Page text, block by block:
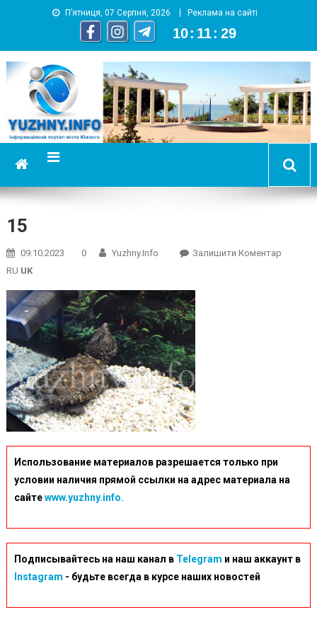
П’ятниця, 07 Серпня, 2026 Реклама на сайті
10 : 11 : 30
YUZHNY.INFO
информационный портал города Южный
15
09.10.2023 0 Yuzhny.info Залишити КоментарOn
RU UK
Использование материалов разрешается только при
условии наличия прямой ссылки на адрес материала на
сайтеwww.yuzhny.info.
Подписывайтесь на наш канал в Telegram и наш аккаунт в
Instagram - будьте всегда в курсе наших новостей